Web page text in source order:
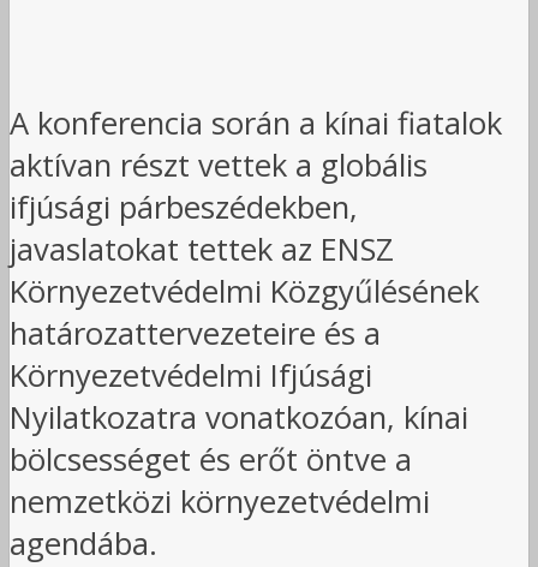
A konferencia során a kínai fiatalok
aktívan részt vettek a globális
ifjúsági párbeszédekben,
javaslatokat tettek az ENSZ
Környezetvédelmi Közgyűlésének
határozattervezeteire és a
Környezetvédelmi Ifjúsági
Nyilatkozatra vonatkozóan, kínai
bölcsességet és erőt öntve a
nemzetközi környezetvédelmi
agendába.